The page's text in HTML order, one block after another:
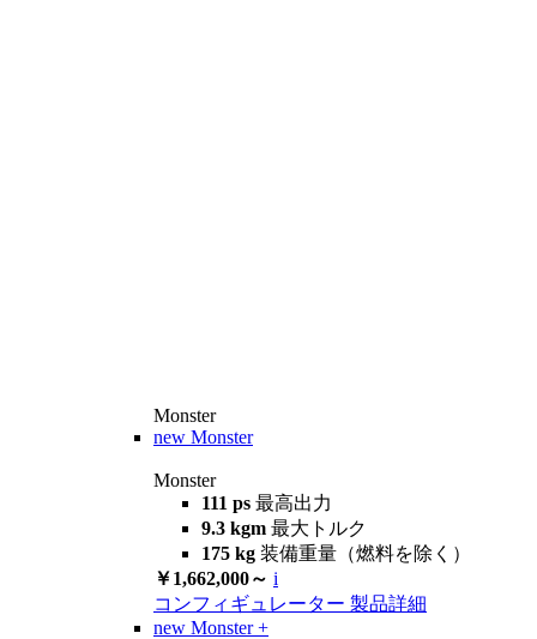
Monster
new Monster
Monster
111 ps 最高出力
9.3 kgm 最大トルク
175 kg 装備重量（燃料を除く）
￥1,662,000～ i
コンフィギュレーター 製品詳細
new Monster +